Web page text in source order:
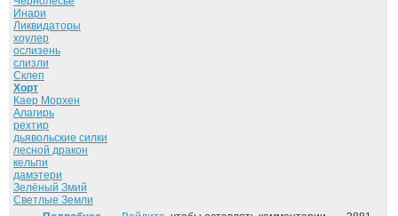
Инари
Ликвидаторы
хоулер
ослизень
слизли
Склеп
Хорт
Каер Морхен
Алагирь
рехтир
дьявольские силки
лесной дракон
кельпи
дамэтери
Зелёный Змий
Светлые Земли